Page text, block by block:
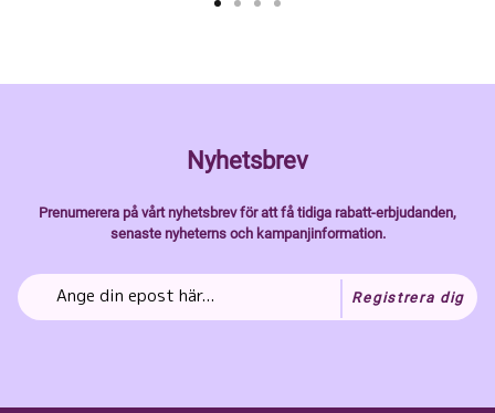
Nyhetsbrev
Prenumerera på vårt nyhetsbrev för att få tidiga rabatt-erbjudanden,
senaste nyheterns och kampanjinformation.
Registrera dig